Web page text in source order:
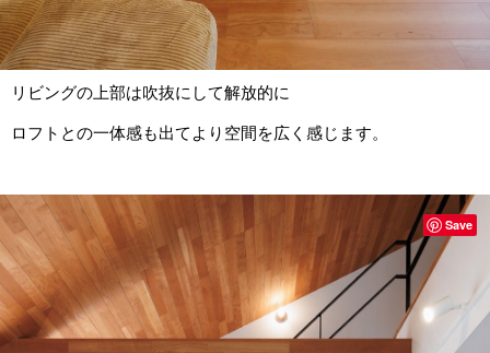
リビングの上部は吹抜にして解放的に
ロフトとの一体感も出てより空間を広く感じます。
Save